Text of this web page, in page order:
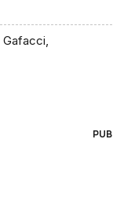
Gafacci,
PUB